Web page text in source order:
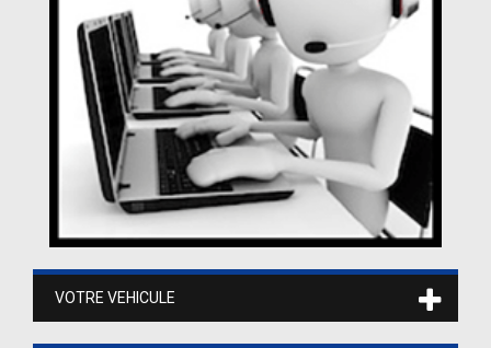
VOTRE VEHICULE